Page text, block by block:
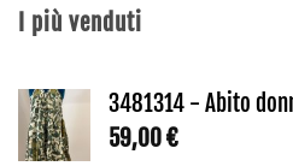
I più venduti
3481314 - Abito
59,00€